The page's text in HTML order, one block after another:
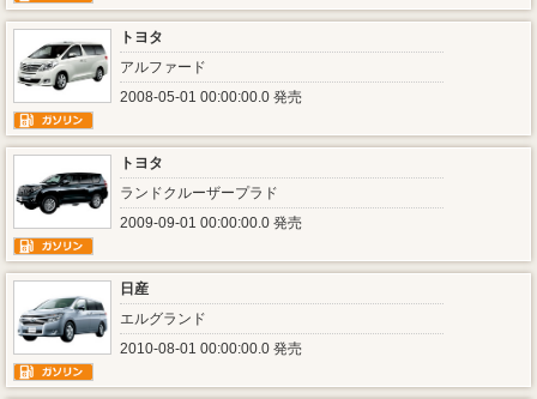
トヨタ
アルファード
2008-05-01 00:00:00.0 発売
トヨタ
ランドクルーザープラド
2009-09-01 00:00:00.0 発売
日産
エルグランド
2010-08-01 00:00:00.0 発売